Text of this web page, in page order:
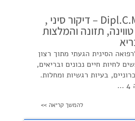
אור רומנו, Dipl.C.M – דיקור סיני ,
תזונה והמלצות
הסינית הגעתי מתוך רצון
לחיות חיים נכונים ובריאים,
בעיות רגשיות ומחלות.
להמשך קריאה >>